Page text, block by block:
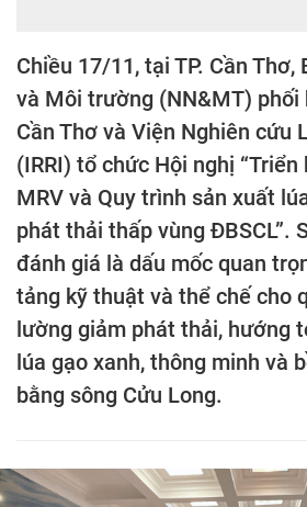
Chiều 17/11, tại TP. Cần Thơ,
và Môi trường (NN&MT) phối
Cần Thơ và Viện Nghiên cứu
(IRRI) tổ chức Hội nghị
MRV và Quy trình sản xuất
phát thải thấp vùng ĐBSCL”.
đánh giá là dấu mốc quan
tảng kỹ thuật và thể chế cho
lường giảm phát thải, hướng
lúa gạo xanh, thông minh và
bằng sông Cửu Long.